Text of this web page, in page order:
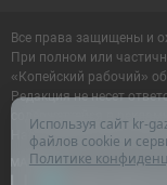
Все права защищены и
При полном или
«Копейский рабочий»
Редакция не несет
содержащейся в
Настоящий ресурс
Используя сайт kr-
файлов cookie и
Политике